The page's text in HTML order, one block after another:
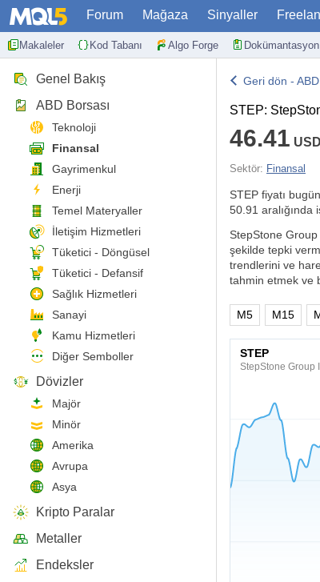
Forum Mağaza Sinyaller
Makaleler Kod Tabanı Algo Forge Dokümantasyon
Genel Bakış
ABD Borsası
Teknoloji
Finansal
Gayrimenkul
Enerji
Temel Materyaller
İletişim Hizmetleri
Tüketici - Döngüsel
Tüketici - Defansif
Sağlık Hizmetleri
Sanayi
Kamu Hizmetleri
Diğer Semboller
Dövizler
Majör
Minör
Amerika
Avrupa
Asya
Kripto Paralar
Metaller
Endeksler
Geri dön - ABD
STEP:
46.41 USD
Sektör: Finansal
STEP fiyatı bugün
50.91 aralığında
StepStone
şekilde tepki
trendlerini ve
tahmin etmek ve
M5 M15
STEP
StepStone Group